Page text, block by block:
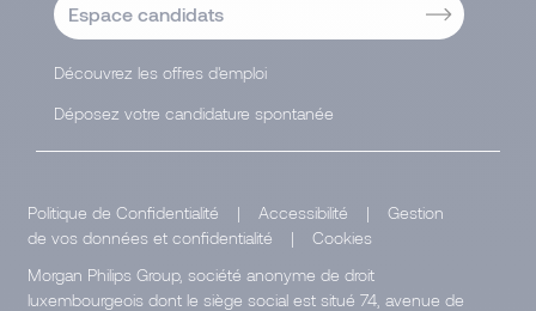
Espace candidats
Découvrez les offres d'emploi
Déposez votre candidature spontanée
Politique de Confidentialité | Accessibilité |
Gestion
de vos données et confidentialité
|
Cookies
Morgan Philips Group, société anonyme de droit
luxembourgeois dont le siège social est situé 74, avenue de